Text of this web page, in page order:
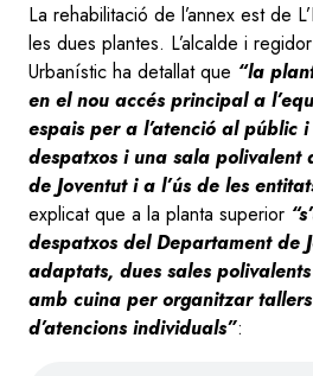
La rehabilitació de l’annex est de
les dues plantes. L’alcalde i
Urbanístic ha detallat que “la
en el nou accés principal a
espais per a l’atenció al públic
despatxos i una sala polivalent
de Joventut i a l’ús de les
explicat que a la planta superior
despatxos del Departament de
adaptats, dues sales
amb cuina per organitzar
d’atencions individuals”: